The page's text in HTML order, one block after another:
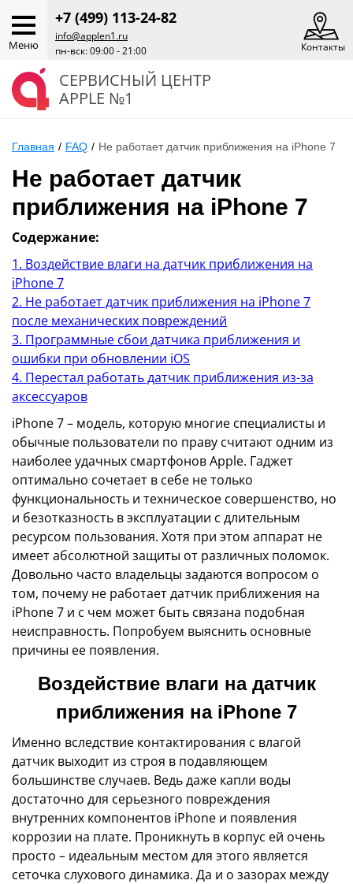
Меню
+7 (499) 113-24-82
info@applen1.ru
пн-вск: 09:00 - 21:00
Контакты
СЕРВИСНЫЙ ЦЕНТР
APPLE №1
Главная / FAQ / Не работает датчик приближения на iPhone 7
Не работает датчик
приближения на iPhone 7
Содержание:
1. Воздействие влаги на датчик приближения на
iPhone 7
2. Не работает датчик приближения на iPhone 7
после механических повреждений
3. Программные сбои датчика приближения и
ошибки при обновлении iOS
4. Перестал работать датчик приближения из-за
аксессуаров
iPhone 7 – модель, которую многие специалисты и
обычные пользователи по праву считают одним из
наиболее удачных смартфонов Apple. Гаджет
оптимально сочетает в себе не только
функциональность и техническое совершенство, но
и безотказность в эксплуатации с длительным
ресурсом пользования. Хотя при этом аппарат не
имеет абсолютной защиты от различных поломок.
Довольно часто владельцы задаются вопросом о
том, почему не работает датчик приближения на
iPhone 7 и с чем может быть связана подобная
неисправность. Попробуем выяснить основные
причины ее появления.
Воздействие влаги на датчик
приближения на iPhone 7
Именно вследствие контактирования с влагой
датчик выходит из строя в подавляющем
большинстве случаев. Ведь даже капли воды
достаточно для серьезного повреждения
внутренних компонентов iPhone и появления
коррозии на плате. Проникнуть в корпус ей очень
просто – идеальным местом для этого является
сеточка слухового динамика. Да и о зазорах между